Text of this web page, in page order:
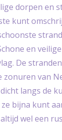
dorpen en
kunt
en
De
zonuren van
langs de
bijna kunt
wel een